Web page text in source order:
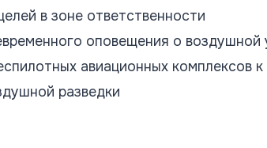
в зоне ответственности
оповещения о воздушной
авиационных комплексов к
разведки